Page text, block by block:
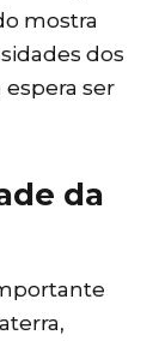
mostra
dos
espera ser
da